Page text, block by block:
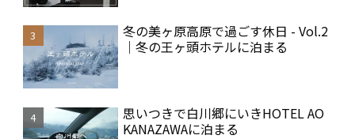
冬の美ヶ原高原で過ごす休日 - Vol.2
｜冬の王ヶ頭ホテルに泊まる
思いつきで白川郷にいきHOTEL AO
KANAZAWAに泊まる